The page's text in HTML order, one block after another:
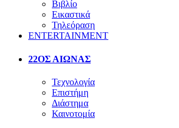
Βιβλίο
Εικαστικά
Τηλεόραση
ENTERTAINMENT
22ΟΣ ΑΙΩΝΑΣ
Τεχνολογία
Επιστήμη
Διάστημα
Καινοτομία